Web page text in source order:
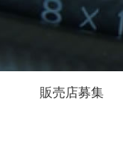
販売店募集